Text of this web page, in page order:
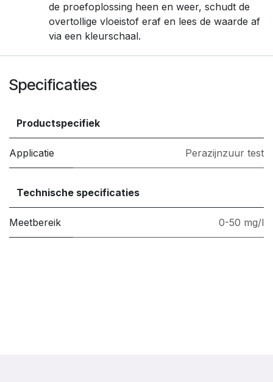
de proefoplossing heen en weer, schudt de
overtollige vloeistof eraf en lees de waarde af
via een kleurschaal.
Specificaties
Productspecifiek
Applicatie Perazijnzuur test
Technische specificaties
Meetbereik 0-50 mg/l